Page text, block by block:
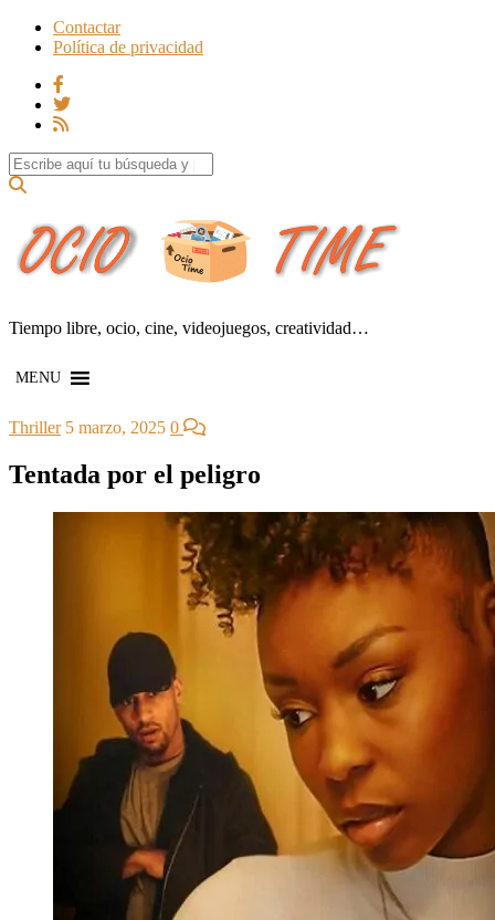
Contactar
Política de privacidad
Search for:
Tiempo libre, ocio, cine, videojuegos, creatividad…
MENU
Thriller 5 marzo, 2025 0
Tentada por el peligro